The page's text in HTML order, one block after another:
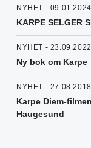
NYHET - 09.01.2024
KARPE SELGER
NYHET - 23.09.2022
Ny bok om Karpe
NYHET - 27.08.2018
Karpe Diem-
Haugesund